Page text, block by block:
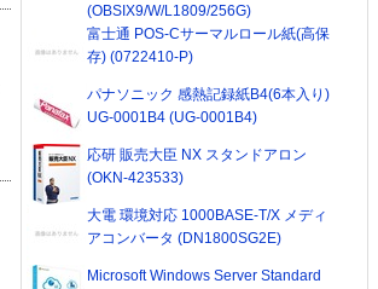
(OBSIX9/W/L1809/256G)
富士通 POS-Cサーマルロール紙(高保
存) (0722410-P)
パナソニック 感熱記録紙B4(6本入り)
UG-0001B4 (UG-0001B4)
応研 販売大臣 NX スタンドアロン
(OKN-423533)
大電 環境対応 1000BASE-T/X メディ
アコンバータ (DN1800SG2E)
Microsoft Windows Server Standard